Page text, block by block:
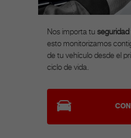
Nos importa tu seguridad
esto monitorizamos
de tu vehículo desde el
ciclo de vida.